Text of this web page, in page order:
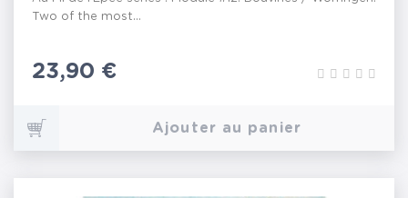
Two of the most...
Prix
23,90 €
Ajouter au panier